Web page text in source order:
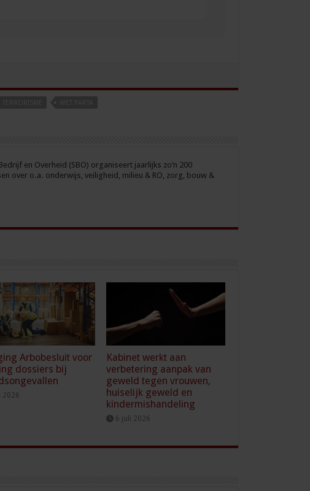
en Overheid (SBO) organiseert jaarlijks zo’n 200
over o.a. onderwijs, veiligheid, milieu & RO, zorg, bouw &
Arbobesluit voor
dossiers bij
2026
Kabinet werkt aan
verbetering aanpak van
geweld tegen vrouwen,
huiselijk geweld en
kindermishandeling
6 juli 2026